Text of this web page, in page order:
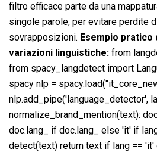
filtro efficace parte da una
singole parole, per evitare perdite
sovrapposizioni. Esempio pratico
variazioni linguistiche: from
from spacy_langdetect import
spacy nlp =
nlp.add_pipe('language_detector',
normalize_brand_mention(text):
doc.lang_ if doc.lang_ else 'it' if
detect(text) return text if lang == 'it'